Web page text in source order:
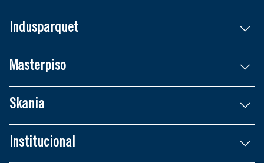
Indusparquet
Masterpiso
Skania
Institucional